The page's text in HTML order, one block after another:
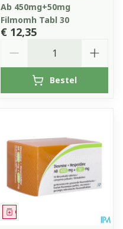
Ab 450mg+50mg
Filmomh Tabl 30
€ 12,35
Bestel
Geneesmiddel